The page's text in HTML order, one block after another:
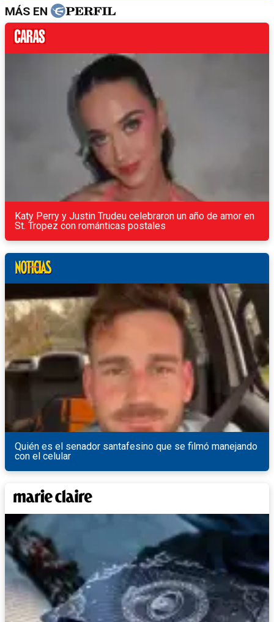
MÁS EN
Katy Perry y Justin Trudeu celebraron un año de amor en
St. Tropez con románticas postales
Quién es el senador santafesino que se filmó manejando
con el celular